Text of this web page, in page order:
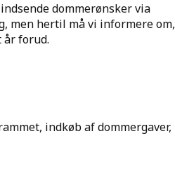
dommerønsker via
men hertil må vi informere om,
år forud.
indkøb af dommergaver,